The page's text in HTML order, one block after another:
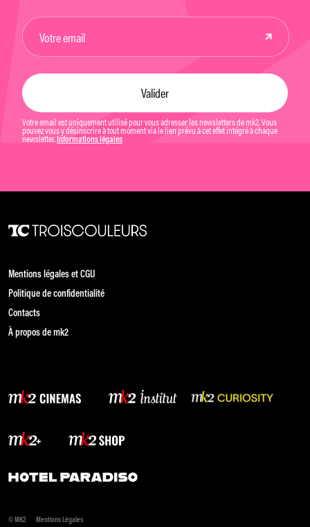
Votre email est uniquement utilisé pour vous adresser les newsletters de mk2. Vous
pouvez vous y désinscrire à tout moment via le lien prévu à cet effet intégré à chaque
newsletter. Informations légales
Mentions légales et CGU
Politique de confidentialité
Contacts
À propos de mk2
© MK2 Mentions Légales